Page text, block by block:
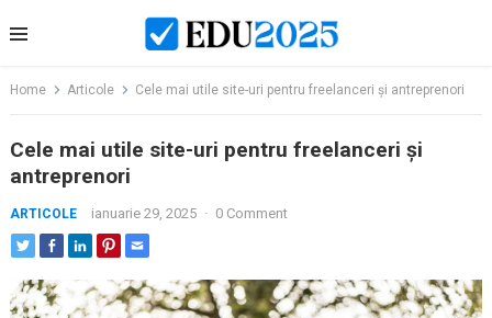
to
Home Articole Cele mai utile site-uri pentru freelanceri și antreprenori
Cele mai utile site-uri pentru freelanceri și
antreprenori
ARTICOLE ianuarie 29, 2025 · 0 Comment